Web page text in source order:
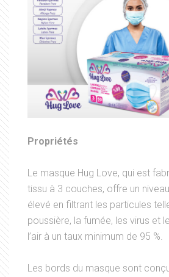
Propriétés
Le masque Hug Love, qui est
tissu à 3 couches, offre un
élevé en filtrant les particules
poussière, la fumée, les virus et
l’air à un taux minimum de 95 %.
Les bords du masque sont